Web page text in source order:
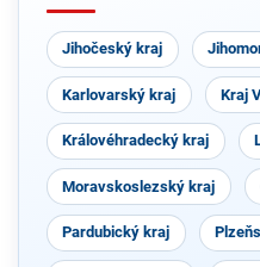
Jihočeský kraj
Karlovarský kraj Kraj
Královéhradecký kraj
Moravskoslezský kraj
Pardubický kraj